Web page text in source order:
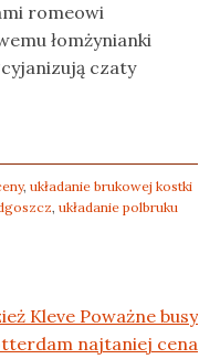
romeowi
łomżynianki
czaty
, układanie brukowej kostki
, układanie polbruku
Kleve Poważne busy
najtaniej cena